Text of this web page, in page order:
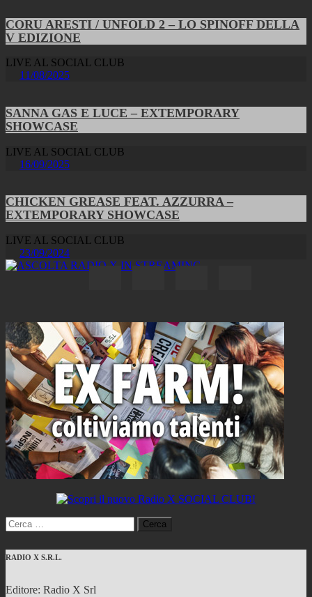
CORU ARESTI / UNFOLD 2 – LO SPINOFF DELLA
V EDIZIONE
LIVE AL SOCIAL CLUB
11/08/2025
SANNA GAS E LUCE – EXTEMPORARY
SHOWCASE
LIVE AL SOCIAL CLUB
16/09/2025
CHICKEN GREASE FEAT. AZZURRA –
EXTEMPORARY SHOWCASE
LIVE AL SOCIAL CLUB
23/09/2024
Ricerca
per:
RADIO X S.R.L.
Editore: Radio X Srl